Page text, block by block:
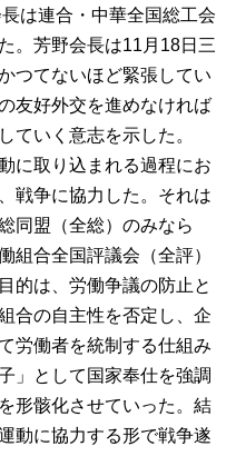
は連合・中華全国総工会
。芳野会長は11月18日三
つてないほど緊張してい
友好外交を進めなければ
ていく意志を示した。
に取り込まれる過程にお
戦争に協力した。それは
同盟（全総）のみなら
組合全国評議会（全評）
的は、労働争議の防止と
合の自主性を否定し、企
労働者を統制する仕組み
」として国家奉仕を強調
形骸化させていった。結
動に協力する形で戦争遂